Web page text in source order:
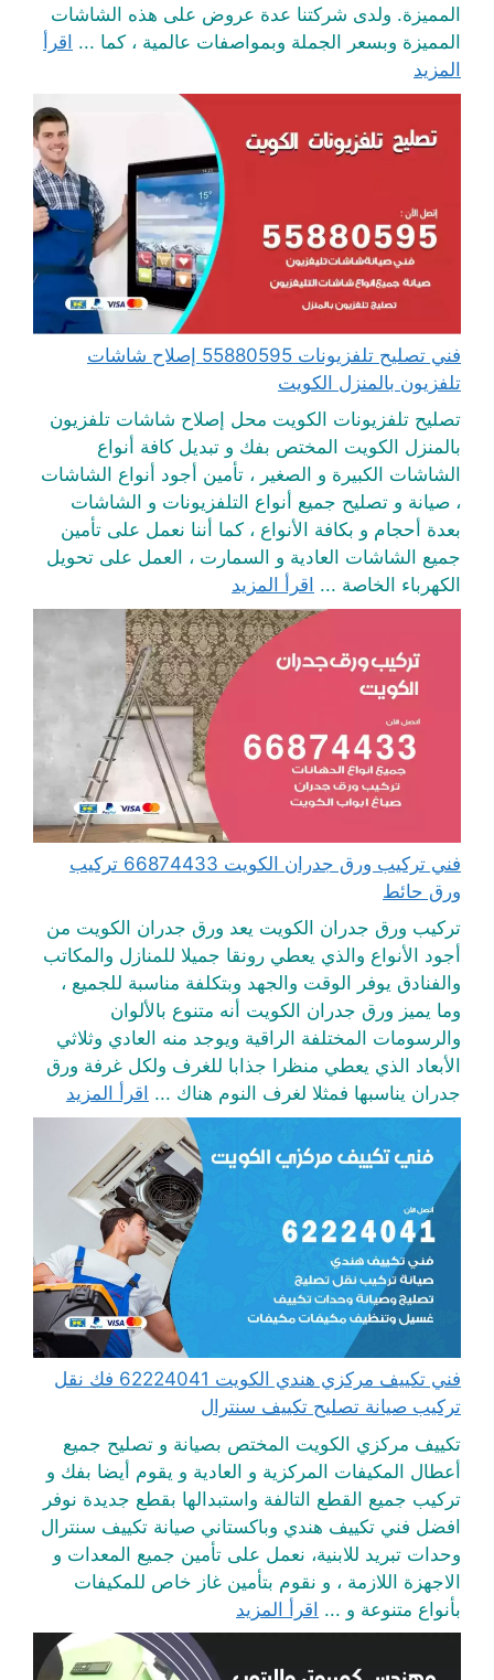
المميزة. ولدى شركتنا عدة عروض على هذه الشاشات
المميزة وبسعر الجملة وبمواصفات عالمية ، كما ... اقرأ
المزيد
فني تصليح تلفزيونات 55880595 إصلاح شاشات
تلفزيون بالمنزل الكويت
تصليح تلفزيونات الكويت محل إصلاح شاشات تلفزيون
بالمنزل الكويت المختص بفك و تبديل كافة أنواع
الشاشات الكبيرة و الصغير ، تأمين أجود أنواع الشاشات
، صيانة و تصليح جميع أنواع التلفزيونات و الشاشات
بعدة أحجام و بكافة الأنواع ، كما أننا نعمل على تأمين
جميع الشاشات العادية و السمارت ، العمل على تحويل
الكهرباء الخاصة ... اقرأ المزيد
فني تركيب ورق جدران الكويت 66874433 تركيب
ورق حائط
تركيب ورق جدران الكويت يعد ورق جدران الكويت من
أجود الأنواع والذي يعطي رونقا جميلا للمنازل والمكاتب
والفنادق يوفر الوقت والجهد وبتكلفة مناسبة للجميع ،
وما يميز ورق جدران الكويت أنه متنوع بالألوان
والرسومات المختلفة الراقية ويوجد منه العادي وثلاثي
الأبعاد الذي يعطي منظرا جذابا للغرف ولكل غرفة ورق
جدران يناسبها فمثلا لغرف النوم هناك ... اقرأ المزيد
فني تكييف مركزي هندي الكويت 62224041 فك نقل
تركيب صيانة تصليح تكييف سنترال
تكييف مركزي الكويت المختص بصيانة و تصليح جميع
أعطال المكيفات المركزية و العادية و يقوم أيضا بفك و
تركيب جميع القطع التالفة واستبدالها بقطع جديدة نوفر
افضل فني تكييف هندي وباكستاني صيانة تكييف سنترال
وحدات تبريد للابنية، نعمل على تأمين جميع المعدات و
الاجهزة اللازمة ، و نقوم بتأمين غاز خاص للمكيفات
بأنواع متنوعة و ... اقرأ المزيد